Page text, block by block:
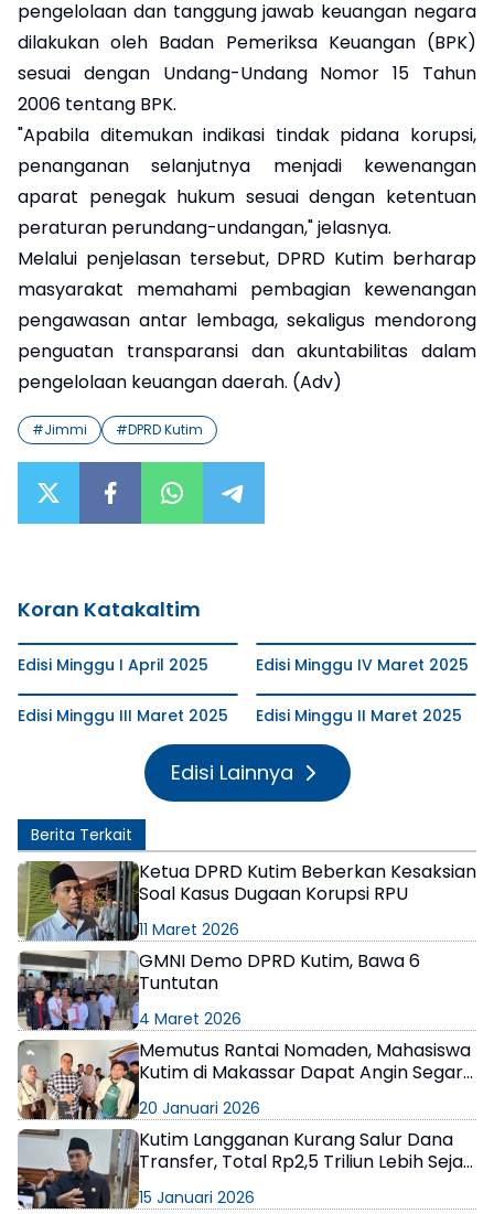
pengelolaan dan tanggung jawab keuangan negara
dilakukan oleh Badan Pemeriksa Keuangan (BPK)
sesuai dengan Undang-Undang Nomor 15 Tahun
2006 tentang BPK.
"Apabila ditemukan indikasi tindak pidana korupsi,
penanganan selanjutnya menjadi kewenangan
aparat penegak hukum sesuai dengan ketentuan
peraturan perundang-undangan," jelasnya.
Melalui penjelasan tersebut, DPRD Kutim berharap
masyarakat memahami pembagian kewenangan
pengawasan antar lembaga, sekaligus mendorong
penguatan transparansi dan akuntabilitas dalam
pengelolaan keuangan daerah. (Adv)
#Jimmi #DPRD Kutim
Koran Katakaltim
Edisi Minggu I April 2025 Edisi Minggu IV Maret 2025
Edisi Minggu III Maret 2025 Edisi Minggu II Maret 2025
Edisi Lainnya
Berita Terkait
Ketua DPRD Kutim Beberkan Kesaksian
Soal Kasus Dugaan Korupsi RPU
11 Maret 2026
GMNI Demo DPRD Kutim, Bawa 6
Tuntutan
4 Maret 2026
Memutus Rantai Nomaden, Mahasiswa
Kutim di Makassar Dapat Angin Segar
20 Januari 2026
Kutim Langganan Kurang Salur Dana
Transfer, Total Rp2,5 Triliun Lebih Sejak
15 Januari 2026